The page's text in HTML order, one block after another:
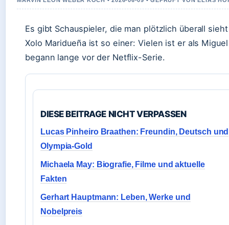
Es gibt Schauspieler, die man plötzlich überall
Xolo Maridueña ist so einer: Vielen ist er als
begann lange vor der Netflix-Serie.
DIESE BEITRAGE NICHT VERPASSEN
Lucas Pinheiro Braathen: Freundin, Deutsch und
Olympia-Gold
Michaela May: Biografie, Filme und aktuelle
Fakten
Gerhart Hauptmann: Leben, Werke und
Nobelpreis